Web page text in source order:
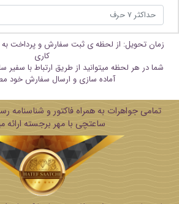
زمان تحویل: از لحظه ی ثبت سفارش و پرداخت به
کاری
شما در هر لحظه میتوانید از طریق ارتباط با
آماده سازی و ارسال سفارش خود
تمامی جواهرات به همراه فاکتور و شناسنامه
ساعتچی با مهر برجسته ارائه